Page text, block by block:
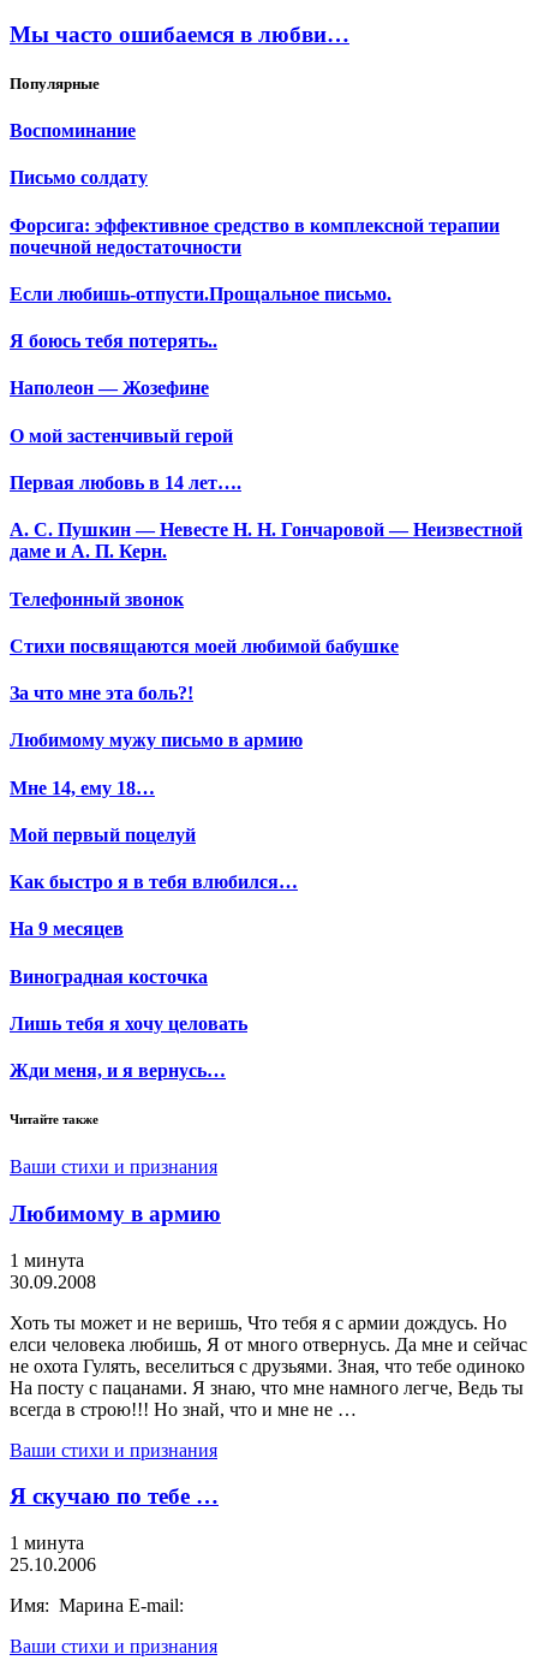
Мы часто ошибаемся в любви…
Популярные
Воспоминание
Письмо солдату
Форсига: эффективное средство в комплексной терапии
почечной недостаточности
Если любишь-отпусти.Прощальное письмо.
Я боюсь тебя потерять..
Наполеон — Жозефине
О мой застенчивый герой
Первая любовь в 14 лет….
А. С. Пушкин — Невесте Н. Н. Гончаровой — Неизвестной
даме и А. П. Керн.
Телефонный звонок
Стихи посвящаются моей любимой бабушке
За что мне эта боль?!
Любимому мужу письмо в армию
Мне 14, ему 18…
Мой первый поцелуй
Как быстро я в тебя влюбился…
На 9 месяцев
Виноградная косточка
Лишь тебя я хочу целовать
Жди меня, и я вернусь…
Читайте также
Ваши стихи и признания
Любимому в армию
1 минута
30.09.2008
Хоть ты может и не веришь, Что тебя я с армии дождусь. Но
елси человека любишь, Я от много отвернусь. Да мне и сейчас
не охота Гулять, веселиться с друзьями. Зная, что тебе одиноко
На посту с пацанами. Я знаю, что мне намного легче, Ведь ты
всегда в строю!!! Но знай, что и мне не …
Ваши стихи и признания
Я скучаю по тебе …
1 минута
25.10.2006
Имя: Марина E-mail:
Ваши стихи и признания